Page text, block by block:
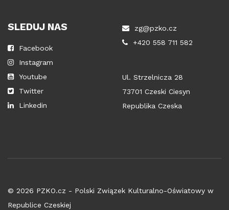
SLEDUJ NAS
Facebook
Instagram
Youtube
Twitter
Linkedin
zg@pzko.cz
+420 558 711 582
Ul. Strzelnicza 28
73701 Czeski Ciesyn
Republika Czeska
© 2026 PZKO.cz - Polski Związek Kulturalno-Oświatowy w
Republice Czeskiej